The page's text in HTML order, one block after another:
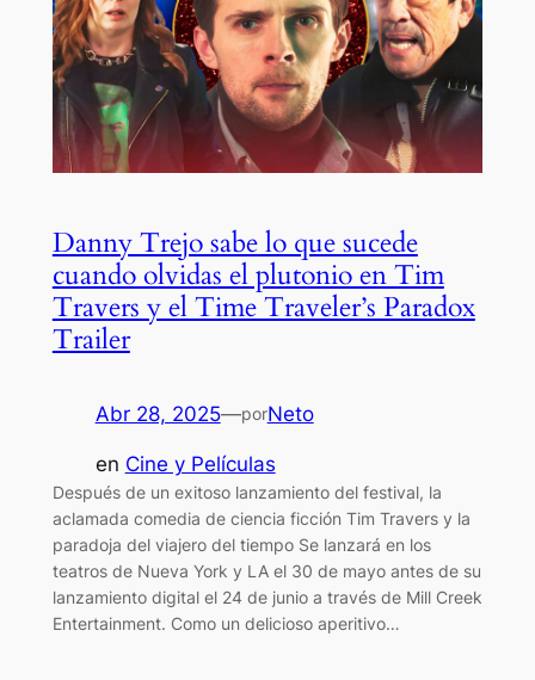
Danny Trejo sabe lo que sucede
cuando olvidas el plutonio en Tim
Travers y el Time Traveler’s Paradox
Trailer
Abr 28, 2025—porNeto
en Cine y Películas
Después de un exitoso lanzamiento del festival, la
aclamada comedia de ciencia ficción Tim Travers y la
paradoja del viajero del tiempo Se lanzará en los
teatros de Nueva York y LA el 30 de mayo antes de su
lanzamiento digital el 24 de junio a través de Mill Creek
Entertainment. Como un delicioso aperitivo…